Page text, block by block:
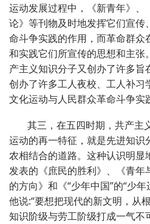
运动发展过程中，《新青年》、
论》等刊物及时地发挥它们宣
命斗争实践的作用，而革命群众
和实践它们所宣传的思想和主
产主义知识分子又创办了许多旨
创办了许多工人夜校、工人补
文化运动与人民群众革命斗争实
其三，在五四时期，共产主
运动的再一特征，就是先进知
农相结合的道路。这种认识明显
发表的《庶民的胜利》、《青年
的方向》和《“少年中国”的“少
他说:“要想把现代的新文明，从
知识阶级与劳工阶级打成一气不